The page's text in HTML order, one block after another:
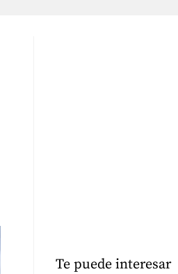
Te puede interesar